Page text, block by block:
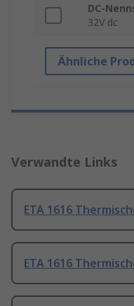
DC-
32V dc
Ähnliche
Verwandte Links
ETA 1616
ETA 1616